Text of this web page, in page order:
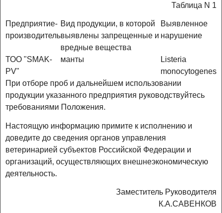
Таблица N 1
Предприятие-
производитель
Вид продукции, в которой
выявлены запрещенные и
вредные вещества
Выявленное
нарушение
ТОО "SMAK-
PV"
манты
Listeria
monocytogenes
При отборе проб и дальнейшем использовании
продукции указанного предприятия руководствуйтесь
требованиями Положения.
Настоящую информацию примите к исполнению и
доведите до сведения органов управления
ветеринарией субъектов Российской Федерации и
организаций, осуществляющих внешнеэкономическую
деятельность.
Заместитель Руководителя
К.А.САВЕНКОВ